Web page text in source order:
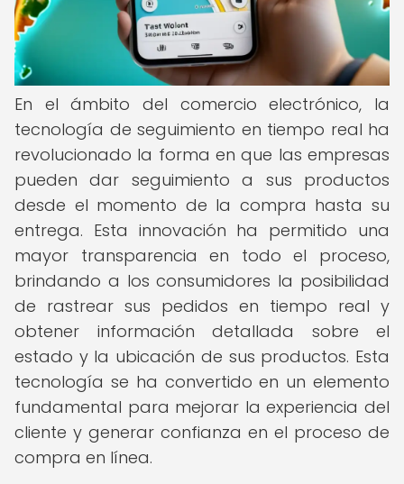
En el ámbito del comercio electrónico, la
tecnología de seguimiento en tiempo real ha
revolucionado la forma en que las empresas
pueden dar seguimiento a sus productos
desde el momento de la compra hasta su
entrega. Esta innovación ha permitido una
mayor transparencia en todo el proceso,
brindando a los consumidores la posibilidad
de rastrear sus pedidos en tiempo real y
obtener información detallada sobre el
estado y la ubicación de sus productos. Esta
tecnología se ha convertido en un elemento
fundamental para mejorar la experiencia del
cliente y generar confianza en el proceso de
compra en línea.